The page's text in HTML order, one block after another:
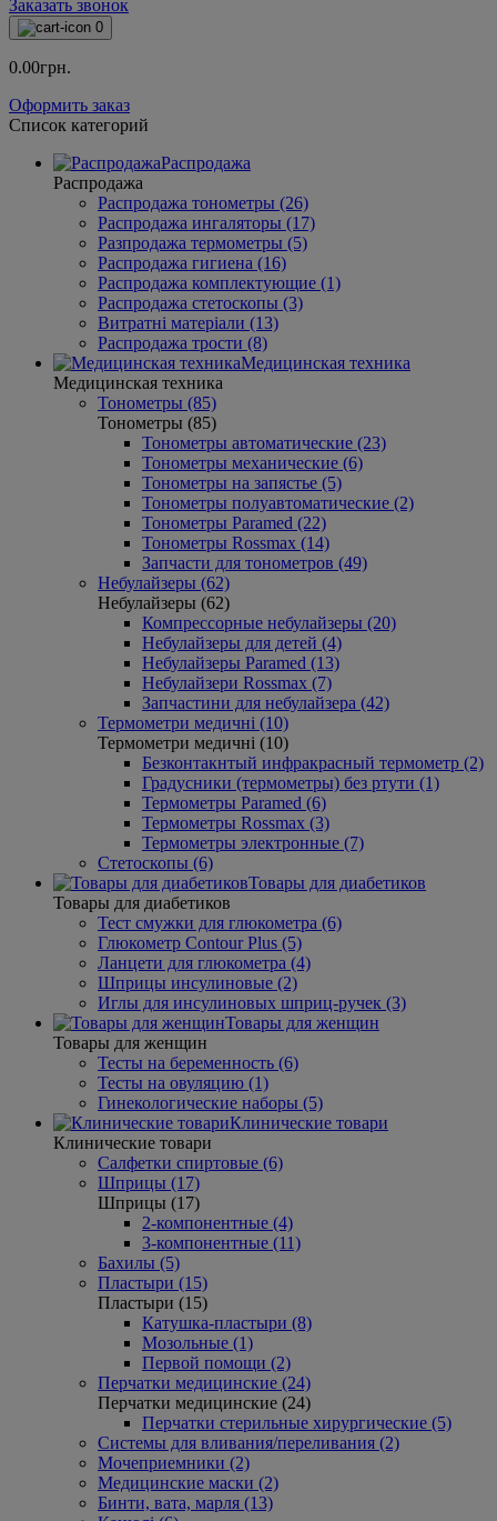
Заказать звонок
0
0.00грн.
Оформить заказ
Список категорий
Распродажа
Распродажа
Распродажа тонометры (26)
Распродажа ингаляторы (17)
Разпродажа термометры (5)
Распродажа гигиена (16)
Распродажа комплектующие (1)
Распродажа стетоскопы (3)
Витратні матеріали (13)
Распродажа трости (8)
Медицинская техника
Медицинская техника
Тонометры (85)
Тонометры (85)
Тонометры автоматические (23)
Тонометры механические (6)
Тонометры на запястье (5)
Тонометры полуавтоматические (2)
Тонометры Paramed (22)
Тонометры Rossmax (14)
Запчасти для тонометров (49)
Небулайзеры (62)
Небулайзеры (62)
Компрессорные небулайзеры (20)
Небулайзеры для детей (4)
Небулайзеры Paramed (13)
Небулайзери Rossmax (7)
Запчастини для небулайзера (42)
Термометри медичні (10)
Термометри медичні (10)
Безконтакнтый инфракрасный термометр (2)
Градусники (термометры) без ртути (1)
Термометры Paramed (6)
Термометры Rossmax (3)
Термометры электронные (7)
Стетоскопы (6)
Товары для диабетиков
Товары для диабетиков
Тест смужки для глюкометра (6)
Глюкометр Contour Plus (5)
Ланцети для глюкометра (4)
Шприцы инсулиновые (2)
Иглы для инсулиновых шприц-ручек (3)
Товары для женщин
Товары для женщин
Тесты на беременность (6)
Тесты на овуляцию (1)
Гинекологические наборы (5)
Клинические товари
Клинические товари
Салфетки спиртовые (6)
Шприцы (17)
Шприцы (17)
2-компонентные (4)
3-компонентные (11)
Бахилы (5)
Пластыри (15)
Пластыри (15)
Катушка-пластыри (8)
Мозольные (1)
Первой помощи (2)
Перчатки медицинские (24)
Перчатки медицинские (24)
Перчатки стерильные хирургические (5)
Системы для вливания/переливания (2)
Мочеприемники (2)
Медицинские маски (2)
Бинти, вата, марля (13)